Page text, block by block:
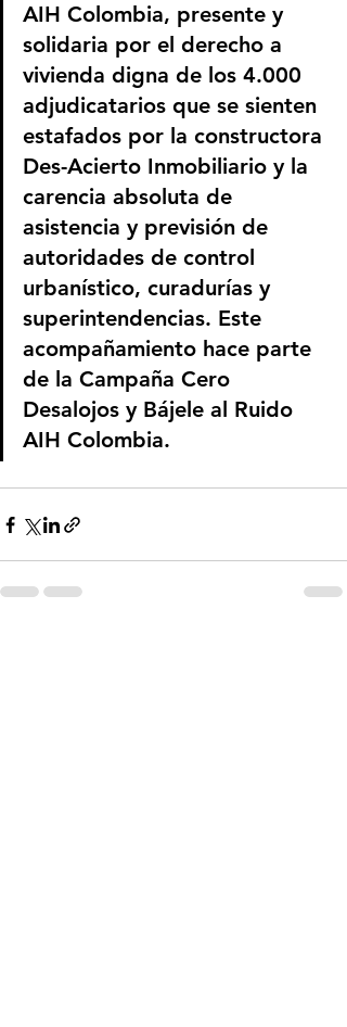
AIH Colombia, presente y
solidaria por el derecho a
vivienda digna de los 4.000
adjudicatarios que se sienten
estafados por la constructora
Des-Acierto Inmobiliario y la
carencia absoluta de
asistencia y previsión de
autoridades de control
urbanístico, curadurías y
superintendencias. Este
acompañamiento hace parte
de la Campaña Cero
Desalojos y Bájele al Ruido
AIH Colombia.